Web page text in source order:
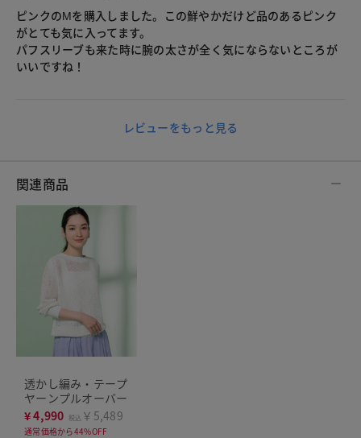
ピンクのМを購入しました。この鮮やかだけど品のあるピンク
がとても気に入ってます。
パフスリーブも来た時に腕の太さが全く気にならないところが
いいですね！
レビューをもっと見る
関連商品
透かし編み・テープ
ヤーンプルオーバー
¥4,990 税込 ￥5,489
通常価格から44%OFF